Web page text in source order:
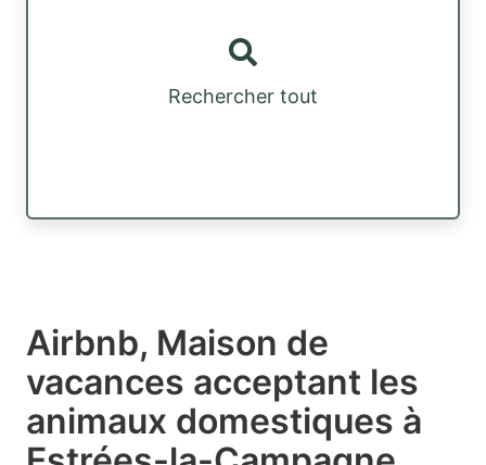
Rechercher tout
Airbnb, Maison de
vacances acceptant les
animaux domestiques à